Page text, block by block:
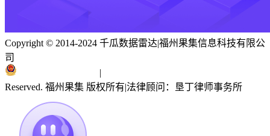
Copyright © 2014-2024 千瓜数据雷达|福州果集信息科技有限公
司
|
Reserved. 福州果集 版权所有|法律顾问：垦丁律师事务所